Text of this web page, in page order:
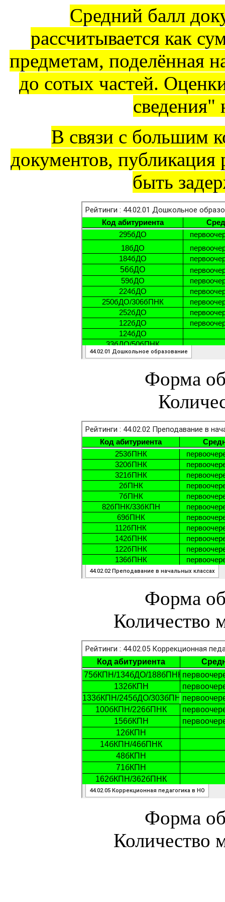
Средний балл
рассчитывается как
предметам, поделённая
до сотых частей.
сведения"
В связи с большим
документов, публикация
быть
Форма
Форма
Количество
Форма
Количество